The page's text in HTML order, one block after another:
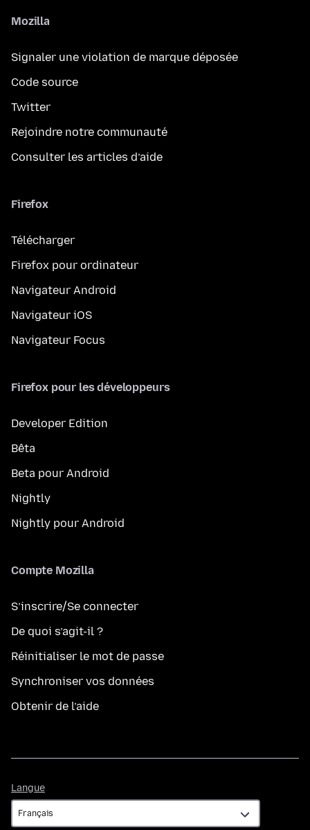
Mozilla
Signaler une violation de marque déposée
Code source
Twitter
Rejoindre notre communauté
Consulter les articles d’aide
Firefox
Télécharger
Firefox pour ordinateur
Navigateur Android
Navigateur iOS
Navigateur Focus
Firefox pour les développeurs
Developer Edition
Bêta
Beta pour Android
Nightly
Nightly pour Android
Compte Mozilla
S’inscrire/Se connecter
De quoi s’agit-il ?
Réinitialiser le mot de passe
Synchroniser vos données
Obtenir de l’aide
Langue